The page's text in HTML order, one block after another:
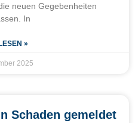
neuen Gegebenheiten
In
»
2025
Schaden gemeldet